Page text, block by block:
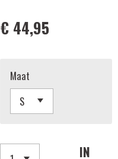
€ 44,95
Maat
IN